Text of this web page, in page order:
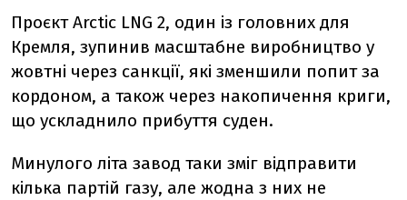
Проєкт Arctic LNG 2, один із головних для
Кремля, зупинив масштабне виробництво у
жовтні через санкції, які зменшили попит за
кордоном, а також через накопичення криги,
що ускладнило прибуття суден.
Минулого літа завод таки зміг відправити
кілька партій газу, але жодна з них не